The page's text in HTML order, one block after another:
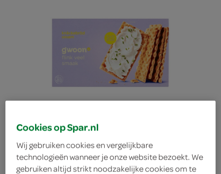
Cookies op Spar.nl
Wij gebruiken cookies en vergelijkbare
technologieën wanneer je onze website bezoekt. We
gebruiken altijd strikt noodzakelijke cookies om te